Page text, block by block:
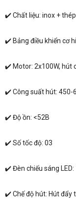
✔️ Chất liệu: inox +
✔️ Bảng điều khiển cơ
✔️ Motor: 2x100W, hút
✔️ Công suất hút: 450-
✔️ Độ ồn: <52B
✔️ Số tốc độ: 03
✔️ Đèn chiếu sáng LED:
✔️ Chế độ hút: Hút đẩy